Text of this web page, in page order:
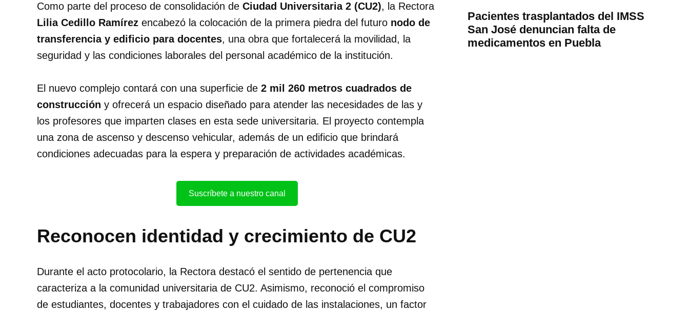
Como parte del proceso de consolidación de Ciudad Universitaria 2 (CU2), la Rectora
Lilia Cedillo Ramírez encabezó la colocación de la primera piedra del futuro nodo de
transferencia y edificio para docentes, una obra que fortalecerá la movilidad, la
seguridad y las condiciones laborales del personal académico de la institución.
El nuevo complejo contará con una superficie de 2 mil 260 metros cuadrados de
construcción y ofrecerá un espacio diseñado para atender las necesidades de las y
los profesores que imparten clases en esta sede universitaria. El proyecto contempla
una zona de ascenso y descenso vehicular, además de un edificio que brindará
condiciones adecuadas para la espera y preparación de actividades académicas.
Suscríbete a nuestro canal
Reconocen identidad y crecimiento de CU2
Durante el acto protocolario, la Rectora destacó el sentido de pertenencia que
caracteriza a la comunidad universitaria de CU2. Asimismo, reconoció el compromiso
de estudiantes, docentes y trabajadores con el cuidado de las instalaciones, un factor
Pacientes trasplantados del IMSS
San José denuncian falta de
medicamentos en Puebla